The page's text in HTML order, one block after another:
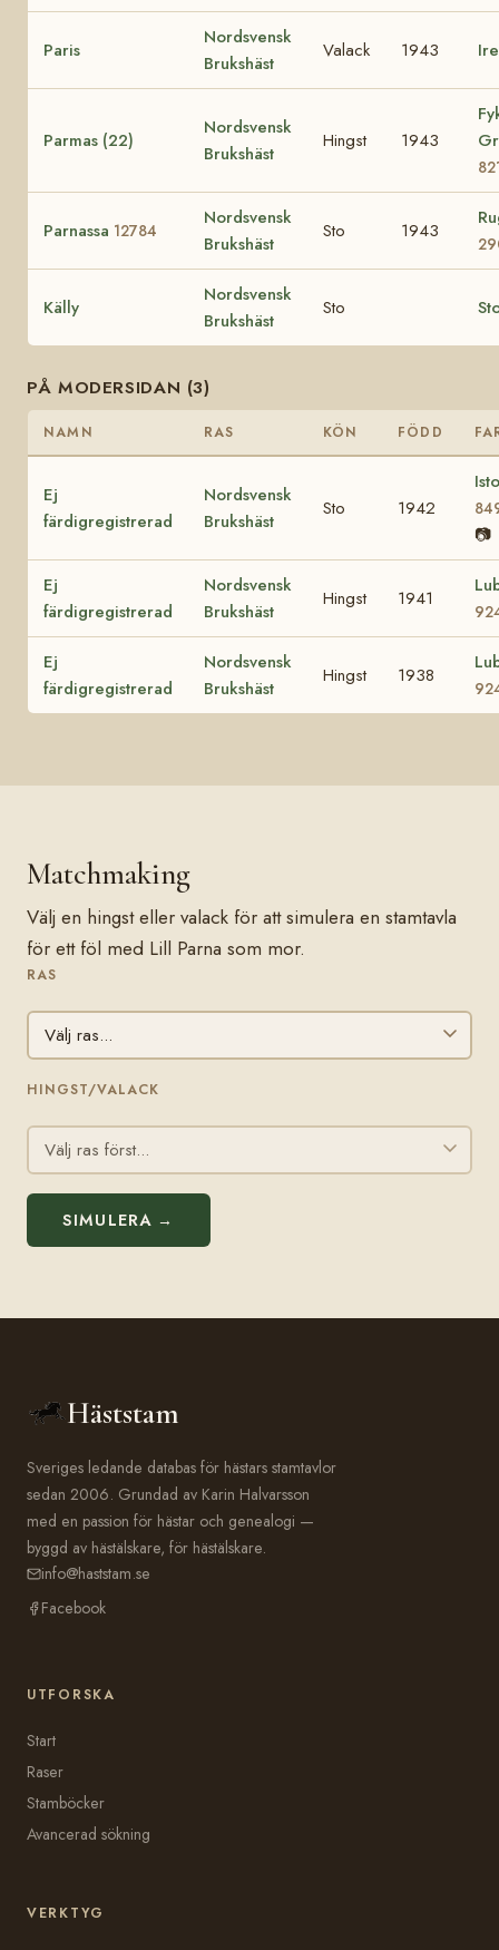
Paris
Nordsvensk
Brukshäst
Valack 1943
Parmas (22)
Nordsvensk
Brukshäst
Hingst 1943
Parnassa 12784
Nordsvensk
Brukshäst
Sto 1943
Källy
Nordsvensk
Brukshäst
Sto
PÅ MODERSIDAN (3)
NAMN RAS KÖN FÖDD
Ej
färdigregistrerad
Nordsvensk
Brukshäst
Sto 1942
📷
Ej
färdigregistrerad
Nordsvensk
Brukshäst
Hingst 1941
Ej
färdigregistrerad
Nordsvensk
Brukshäst
Hingst 1938
Matchmaking
Välj en hingst eller valack för att simulera en stamtavla
för ett föl med Lill Parna som mor.
RAS
HINGST/VALACK
SIMULERA →
Häststam
Sveriges ledande databas för hästars stamtavlor
sedan 2006. Grundad av Karin Halvarsson
med en passion för hästar och genealogi —
byggd av hästälskare, för hästälskare.
info@haststam.se
Facebook
UTFORSKA
Start
Raser
Stamböcker
Avancerad sökning
VERKTYG